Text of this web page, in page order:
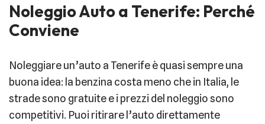
Noleggio Auto a Tenerife: Perché
Conviene
Noleggiare un’auto a Tenerife è quasi sempre una
buona idea: la benzina costa meno che in Italia, le
strade sono gratuite e i prezzi del noleggio sono
competitivi. Puoi ritirare l’auto direttamente